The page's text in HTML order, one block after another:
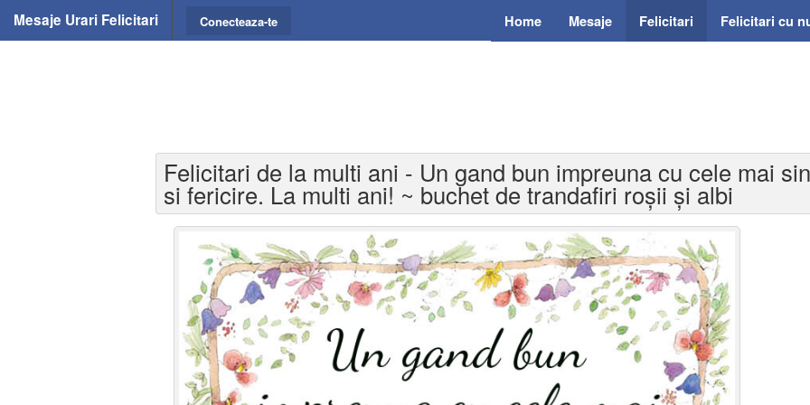
Mesaje Urari Felicitari Home Mesaje Felicitari Felicitari cu
Conecteaza-te
Felicitari de la multi ani - Un gand bun impreuna cu cele mai
si fericire. La multi ani! ~ buchet de trandafiri roșii și albi